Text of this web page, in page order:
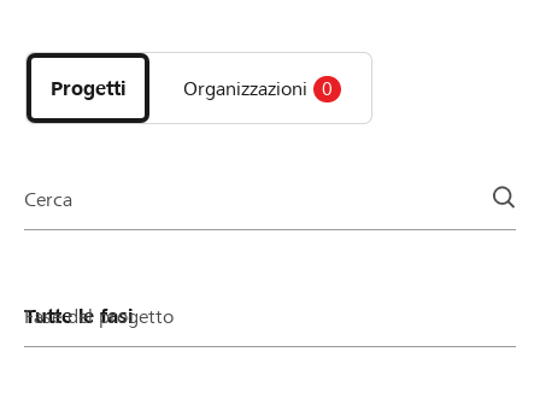
DE FR IT
i
progetti
e
della
Progetti Organizzazioni 0
Cerca
Fase del progetto